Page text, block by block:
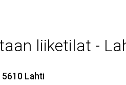
liiketilat -
Lahti